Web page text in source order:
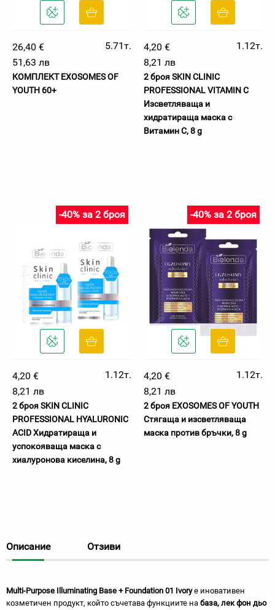
26,40 €
5.71т.
51,63 лв
КОМПЛЕКТ EXOSOMES OF
YOUTH 60+
4,20 €
1.12т.
8,21 лв
2 броя SKIN CLINIC
PROFESSIONAL VITAMIN C
Изсветляваща и
хидратираща маска с
Витамин С, 8 g
-40% за 2 броя
4,20 €
1.12т.
8,21 лв
2 броя SKIN CLINIC
PROFESSIONAL HYALURONIC
ACID Хидратираща и
успокояваща маска с
хиалуронова киселина, 8 g
-40% за 2 броя
4,20 €
1.12т.
8,21 лв
2 броя EXOSOMES OF YOUTH
Стягаща и изсветляваща
маска против бръчки, 8 g
Описание Отзиви
Multi-Purpose Illuminating Base + Foundation 01 Ivoryе иновативен
козметичен продукт, който съчетава функциите на база, лек фон дьо